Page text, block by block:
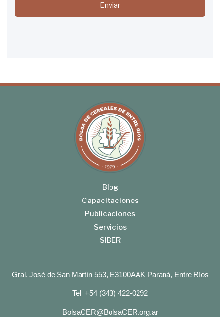
Enviar
Blog
Capacitaciones
Publicaciones
Servicios
SIBER
Gral. José de San Martín 553, E3100AAK Paraná, Entre Ríos
Tel: +54 (343) 422-0292
BolsaCER@BolsaCER.org.ar